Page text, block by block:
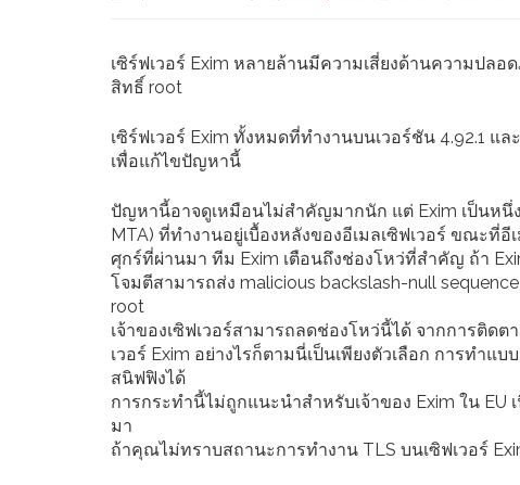
เซิร์ฟเวอร์ Exim หลายล้านมีความเสี่ยงด้านความปล
สิทธิ์ root
เซิร์ฟเวอร์ Exim ทั้งหมดที่ทำงานบนเวอร์ชัน 4.92.1
เพื่อแก้ไขปัญหานี้
ปัญหานี้อาจดูเหมือนไม่สำคัญมากนัก แต่ Exim เป็นหนึ่
MTA) ที่ทำงานอยู่เบื้องหลังของอีเมลเซิฟเวอร์ ขณะที่
ศุกร์ที่ผ่านมา ทีม Exim เตือนถึงช่องโหว่ที่สำคัญ ถ้า
โจมตีสามารถส่ง malicious backslash-null
root
เจ้าของเซิฟเวอร์สามารถลดช่องโหว่นี้ได้ จากการติด
เวอร์ Exim อย่างไรก็ตามนี่เป็นเพียงตัวเลือก การทำแ
สนิฟฟิงได้
การกระทำนี้ไม่ถูกแนะนำสำหรับเจ้าของ Exim ใน
มา
ถ้าคุณไม่ทราบสถานะการทำงาน TLS บนเซิฟเวอร์